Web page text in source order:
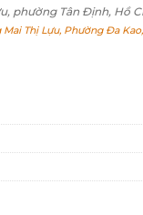
, phường Tân Định, Hồ
Thị Lựu, Phường Đa Kao,